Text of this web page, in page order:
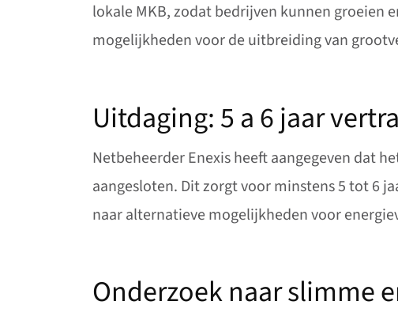
lokale MKB, zodat bedrijven kunnen groeien
mogelijkheden voor de uitbreiding van
Uitdaging: 5 a 6 jaar
Netbeheerder Enexis heeft aangegeven dat
aangesloten. Dit zorgt voor minstens 5 tot 6
naar alternatieve mogelijkheden voor
Onderzoek naar slimme